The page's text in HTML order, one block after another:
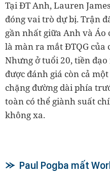
Tại ĐT Anh, Lauren James
đóng vai trò dự bị. Trận
gần nhất giữa Anh và Áo
là màn ra mắt ĐTQG của
Nhưng ở tuổi 20, tiền
được đánh giá còn cả một
chặng đường dài phía
toàn có thể giành suất
không xa.
Paul Pogba mất